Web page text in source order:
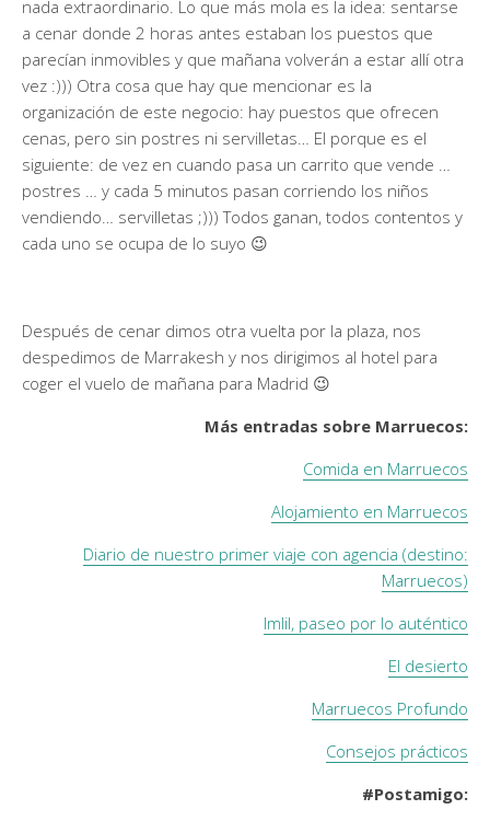
nada extraordinario. Lo que más mola es la idea: sentarse
a cenar donde 2 horas antes estaban los puestos que
parecían inmovibles y que mañana volverán a estar allí otra
vez :))) Otra cosa que hay que mencionar es la
organización de este negocio: hay puestos que ofrecen
cenas, pero sin postres ni servilletas… El porque es el
siguiente: de vez en cuando pasa un carrito que vende …
postres … y cada 5 minutos pasan corriendo los niños
vendiendo… servilletas ;))) Todos ganan, todos contentos y
cada uno se ocupa de lo suyo 😉
Después de cenar dimos otra vuelta por la plaza, nos
despedimos de Marrakesh y nos dirigimos al hotel para
coger el vuelo de mañana para Madrid 😉
Más entradas sobre Marruecos:
Comida en Marruecos
Alojamiento en Marruecos
Diario de nuestro primer viaje con agencia (destino:
Marruecos)
Imlil, paseo por lo auténtico
El desierto
Marruecos Profundo
Consejos prácticos
#Postamigo: